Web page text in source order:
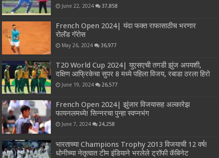
June 22, 2024 37,858
French Open 2024| यंदा फक्त राफासाठीच भरणार
रोलॅंड गॅरोस
May 26, 2024 36,977
T20 World Cup 2024| युएसएची तगडी झुंज अपयशी,
दक्षिण आफ्रिकेचा सुपर 8 मध्ये पहिला विजय, रबाडा ठरला हिरो
June 19, 2024 26,577
French Open 2024| झुंजार विजयासह अल्कारेझ
फायनलमध्ये! सिन्नरचा पुन्हा स्वप्नभंग
June 7, 2024 24,258
भारताच्या Champions Trophy 2013 विजयाची 12 वर्ष!
धोनीच्या नेतृत्वात टीम इंडियाने भरलेले ट्रॉफी कॅबिनेट